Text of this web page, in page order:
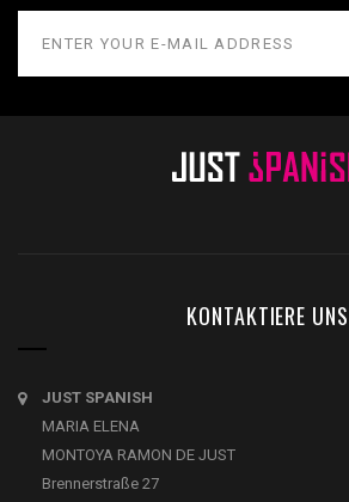
KONTAKTIERE UNS
JUST SPANISH
MARIA ELENA
MONTOYA RAMON DE JUST
Brennerstraße 27